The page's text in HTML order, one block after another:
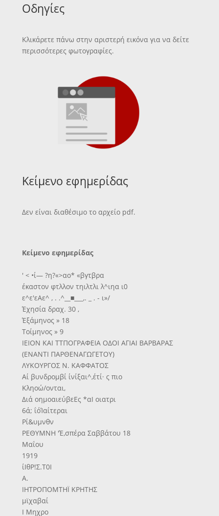
Οδηγίες
Κλικάρετε πάνω στην αριστερή εικόνα για να δείτε
περισσότερες φωτογραφίες.
Κείμενο εφημερίδας
Δεν είναι διαθέσιμο το αρχείο pdf.
Κείμενο εφημερίδας
' < •ί— ?η?«>αο* «βγτβρα
έκαστον φτλλον τηιλτλι λ^ιηα ι0
ε^ε'εΑε^ , . .^__■___,. _ . - ι»/
Έχησία δραχ. 30 ,
Έξάμηνος » 18
Τοίμηνος » 9
ΙΕΙΟΝ ΚΑΙ ΤΤΠΟΓΡΑΦΕΙΑ ΟΔΟΙ ΑΓΙΑΙ ΒΑΡΒΑΡΑΣ
(ΕΝΑΝΤΙ ΠΑΡΘΕΝΑΓΩΓΕΤΟΥ)
ΛΥΚΟΥΡΓΟΣ Ν. ΚΑΦΦΑΤΟΣ
Αί βυνδρομβί ίνίξαι^,έτί· ς πιο
Κληοώ/ονται,
Διά οημοαιεύβεΕς *αΙ οιατρι
6ά; ΐόΊαίτεραι
Ρί&υμνθν
ΡΕΘΥΜΝΗ 'Έ,σπέρα Σαββάτου 18
Μαΐου
1919
ίΙθΡ!Σ.Τ0Ι
Α.
ΙΗΤΡΟΠΟΜΤΗΪ ΚΡΗΤΗΣ
μϊχαβαί
Ι Μηχρο